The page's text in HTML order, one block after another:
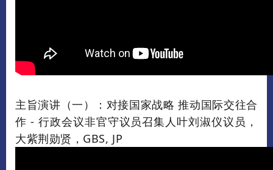
主旨演讲（一）：对接国家战略 推动国际交往合
作 - 行政会议非官守议员召集人叶刘淑仪议员 ，
大紫荆勋贤，GBS, JP